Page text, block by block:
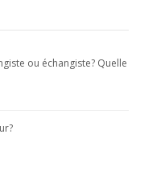
ou échangiste? Quelle